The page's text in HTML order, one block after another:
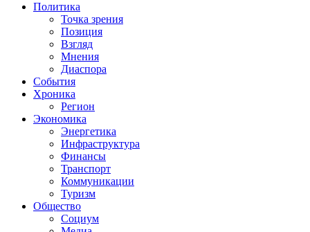
Политика
Точка зрения
Позиция
Взгляд
Мнения
Диаспора
События
Хроника
Регион
Экономика
Энергетика
Инфраструктура
Финансы
Транспорт
Коммуникации
Туризм
Общество
Социум